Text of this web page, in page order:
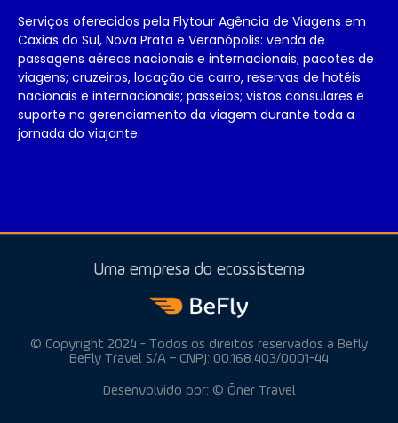
Serviços oferecidos pela Flytour Agência de Viagens em
Caxias do Sul, Nova Prata e Veranópolis: venda de
passagens aéreas nacionais e internacionais; pacotes de
viagens; cruzeiros, locação de carro, reservas de hotéis
nacionais e internacionais; passeios; vistos consulares e
suporte no gerenciamento da viagem durante toda a
jornada do viajante.
Uma empresa do ecossistema
© Copyright 2024 - Todos os direitos reservados a Befly
BeFly Travel S/A – CNPJ: 00.168.403/0001-44
Desenvolvido por: © Ōner Travel